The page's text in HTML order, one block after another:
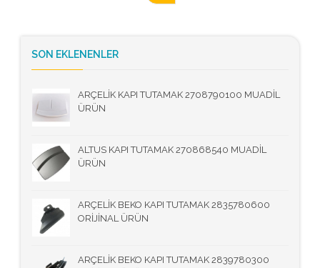
SON EKLENENLER
ARÇELİK KAPI TUTAMAK 2708790100 MUADİL
ÜRÜN
ALTUS KAPI TUTAMAK 270868540 MUADİL
ÜRÜN
ARÇELİK BEKO KAPI TUTAMAK 2835780600
ORİJİNAL ÜRÜN
ARÇELİK BEKO KAPI TUTAMAK 2839780300